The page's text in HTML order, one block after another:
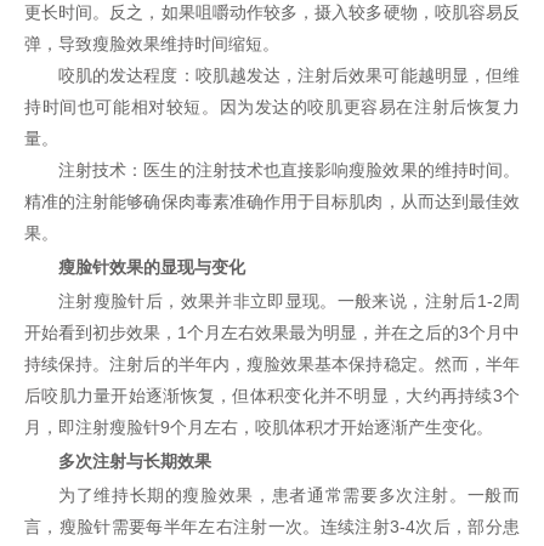
更长时间。反之，如果咀嚼动作较多，摄入较多硬物，咬肌容易反
弹，导致瘦脸效果维持时间缩短。
咬肌的发达程度：咬肌越发达，注射后效果可能越明显，但维
持时间也可能相对较短。因为发达的咬肌更容易在注射后恢复力
量。
注射技术：医生的注射技术也直接影响瘦脸效果的维持时间。
精准的注射能够确保肉毒素准确作用于目标肌肉，从而达到最佳效
果。
瘦脸针效果的显现与变化
注射瘦脸针后，效果并非立即显现。一般来说，注射后1-2周
开始看到初步效果，1个月左右效果最为明显，并在之后的3个月中
持续保持。注射后的半年内，瘦脸效果基本保持稳定。然而，半年
后咬肌力量开始逐渐恢复，但体积变化并不明显，大约再持续3个
月，即注射瘦脸针9个月左右，咬肌体积才开始逐渐产生变化。
多次注射与长期效果
为了维持长期的瘦脸效果，患者通常需要多次注射。一般而
言，瘦脸针需要每半年左右注射一次。连续注射3-4次后，部分患